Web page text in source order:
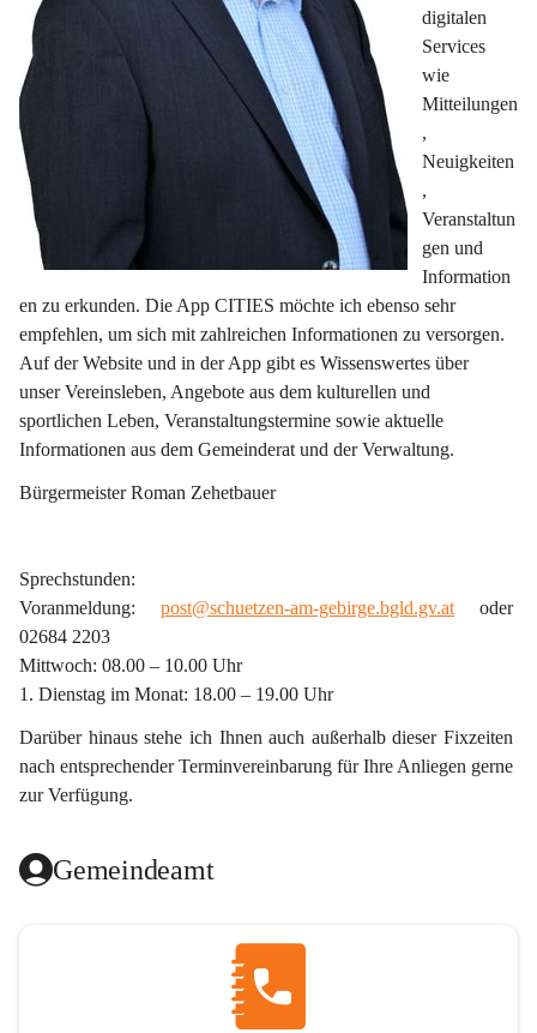
digitalen
Services
wie
Mitteilungen
,
Neuigkeiten
,
Veranstaltun
gen und
Information
en zu erkunden. Die App CITIES möchte ich ebenso sehr
empfehlen, um sich mit zahlreichen Informationen zu versorgen.
Auf der Website und in der App gibt es Wissenswertes über
unser Vereinsleben, Angebote aus dem kulturellen und
sportlichen Leben, Veranstaltungstermine sowie aktuelle
Informationen aus dem Gemeinderat und der Verwaltung.
Bürgermeister Roman Zehetbauer
Sprechstunden:
Voranmeldung: post@schuetzen-am-gebirge.bgld.gv.at oder
02684 2203
Mittwoch: 08.00 – 10.00 Uhr
1. Dienstag im Monat: 18.00 – 19.00 Uhr
Darüber hinaus stehe ich Ihnen auch außerhalb dieser Fixzeiten
nach entsprechender Terminvereinbarung für Ihre Anliegen gerne
zur Verfügung.
Gemeindeamt